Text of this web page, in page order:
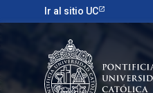
Ir al sitio UC